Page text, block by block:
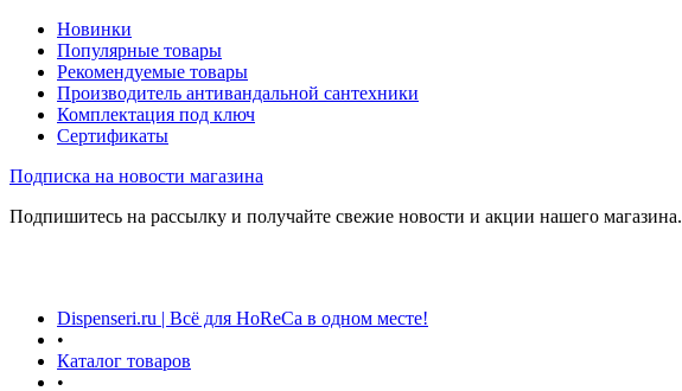
Новинки
Популярные товары
Рекомендуемые товары
Производитель антивандальной сантехники
Комплектация под ключ
Сертификаты
Подписка на новости магазина
Подпишитесь на рассылку и получайте свежие новости и акции нашего магазина.
Dispenseri.ru | Всё для HoReCa в одном месте!
•
Каталог товаров
•